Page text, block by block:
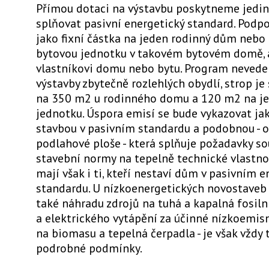
Přímou dotaci na výstavbu poskytneme
splňovat pasivní energetický standard.
jako fixní částka na jeden rodinný dům nebo
bytovou jednotku v takovém bytovém
vlastníkovi domu nebo bytu. Program
výstavby zbytečně rozlehlých obydlí, strop je
na 350 m2 u rodinného domu a 120 m2 na
jednotku. Úspora emisí se bude vykazovat
stavbou v pasivním standardu a podobnou -
podlahové ploše - která splňuje požadavky
stavební normy na tepelně technické
mají však i ti, kteří nestaví dům v pasivním
standardu. U nízkoenergetických
také náhradu zdrojů na tuhá a kapalná
a elektrického vytápění za účinné
na biomasu a tepelná čerpadla - je však
podrobné podmínky.